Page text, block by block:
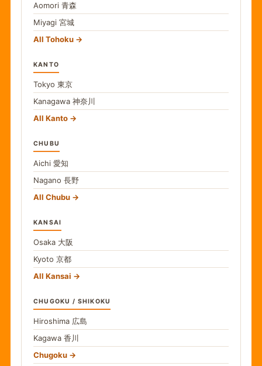
Aomori 青森
Miyagi 宮城
All Tohoku
KANTO
Tokyo 東京
Kanagawa 神奈川
All Kanto
CHUBU
Aichi 愛知
Nagano 長野
All Chubu
KANSAI
Osaka 大阪
Kyoto 京都
All Kansai
CHUGOKU / SHIKOKU
Hiroshima 広島
Kagawa 香川
Chugoku